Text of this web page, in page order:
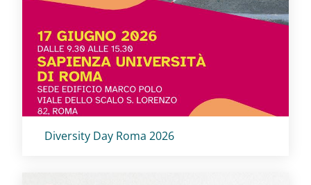
Titolo card:
Diversity Day Roma 2026